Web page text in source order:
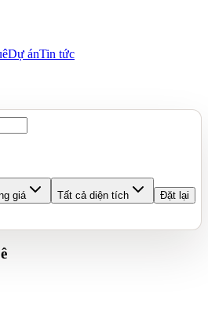
Dự ánTin tức
giá Tất cả diện tích Đặt lại